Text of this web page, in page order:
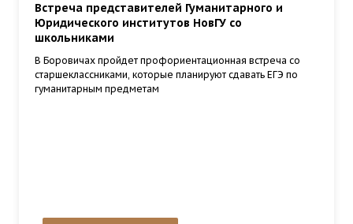
Встреча представителей Гуманитарного и
Юридического институтов НовГУ со
школьниками
В Боровичах пройдет профориентационная встреча со
старшеклассниками, которые планируют сдавать ЕГЭ по
гуманитарным предметам